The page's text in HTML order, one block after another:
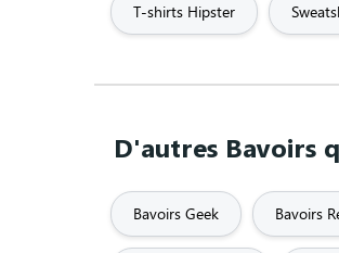
T-shirts Hipster
D'autres Bavoirs
Bavoirs Geek Bavoirs